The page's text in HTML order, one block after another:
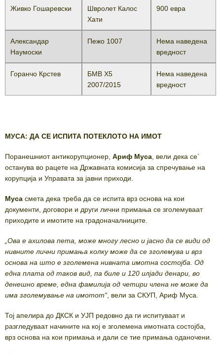
Живко Гошаревски
Швролет Калос
Хати
900 евра
Александар
Наумоски
Пежо 1007
Нема наведена
вредност
Горанчо Крстев
БМВ Х5
2007/2015
Нема наведена
вредност
МУСА: ДА СЕ ИСПИТА ПОТЕКЛОТО НА ИМОТ
Поранешниот антикорупционер, Ариф Муса, вели дека се`
останува во рацете на Државната комисија за спречување на
корупција и Управата за јавни приходи.
Муса смета дека треба да се испита врз основа на кои
документи, договори и други лични примања се зголемуваат
приходите и имотите на градоначалниците.
„Ова е ахилова пета, може многу лесно и јасно да се види од
нивните лични примања колку може да се зголемува и врз
основа на што е зголемена нивната имотна состојба. Од
една плата од таков вид, па биле и 120 илјади денари, во
денешно време, една фамилија од четири члена не може да
има зголемување на имотот“, вели за СКУП, Ариф Муса.
Тој апелира до ДКСК и УЈП редовно да ги испитуваат и
разгледуваат начините на кој е зголемена имотната состојба,
врз основа на кои примања и дали се тие примања оданочени.